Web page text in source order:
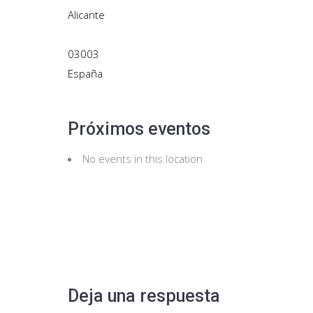
Alicante
03003
España
Próximos eventos
No events in this location
Deja una respuesta